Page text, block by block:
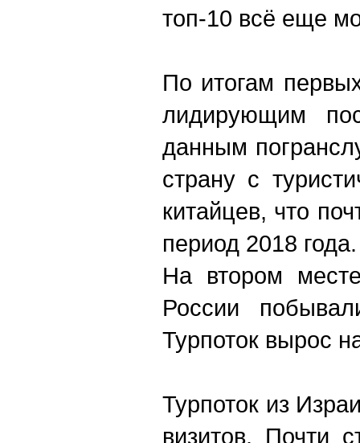
топ-10 всё еще
По итогам
лидирующим
данным
страну с
китайцев, что
период 2018 года.
На втором
России
Турпоток вырос
Турпоток из
визитов. Почти